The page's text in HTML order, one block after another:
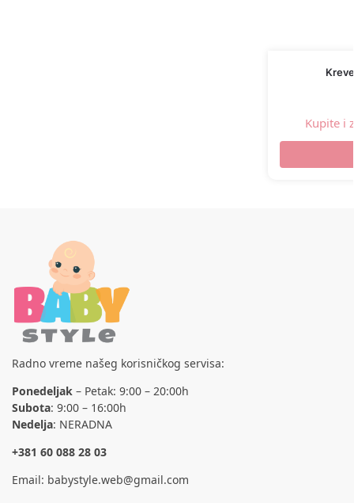
Kupite i
Radno vreme našeg korisničkog servisa:
Ponedeljak – Petak: 9:00 – 20:00h
Subota: 9:00 – 16:00h
Nedelja: NERADNA
+381 60 088 28 03
Email: babystyle.web@gmail.com